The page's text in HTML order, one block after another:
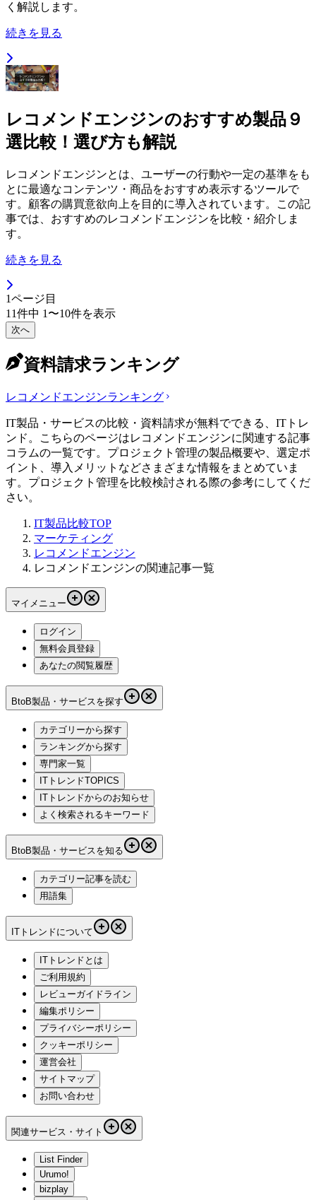
く解説します。
続きを見る
レコメンドエンジンのおすすめ製品９
選比較！選び方も解説
レコメンドエンジンとは、ユーザーの行動や一定の基準をも
とに最適なコンテンツ・商品をおすすめ表示するツールで
す。顧客の購買意欲向上を目的に導入されています。この記
事では、おすすめのレコメンドエンジンを比較・紹介しま
す。
続きを見る
1ページ目
11件中 1 〜10件を表示
次へ
資料請求ランキング
レコメンドエンジンランキング
IT製品・サービスの比較・資料請求が無料でできる、ITトレ
ンド。こちらのページはレコメンドエンジンに関連する記事
コラムの一覧です。プロジェクト管理の製品概要や、選定ポ
イント、導入メリットなどさまざまな情報をまとめていま
す。プロジェクト管理を比較検討される際の参考にしてくだ
さい。
IT製品比較TOP
マーケティング
レコメンドエンジン
レコメンドエンジンの関連記事一覧
マイメニュー
ログイン
無料会員登録
あなたの閲覧履歴
BtoB製品・サービスを探す
カテゴリーから探す
ランキングから探す
専門家一覧
ITトレンドTOPICS
ITトレンドからのお知らせ
よく検索されるキーワード
BtoB製品・サービスを知る
カテゴリー記事を読む
用語集
ITトレンドについて
ITトレンドとは
ご利用規約
レビューガイドライン
編集ポリシー
プライバシーポリシー
クッキーポリシー
運営会社
サイトマップ
お問い合わせ
関連サービス・サイト
List Finder
Urumo!
bizplay